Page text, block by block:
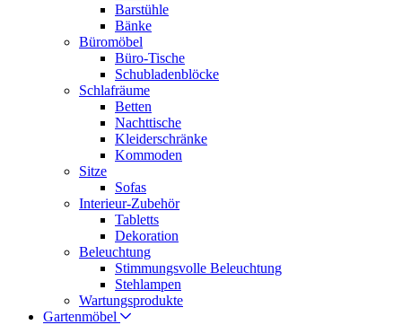
Barstühle
Bänke
Büromöbel
Büro-Tische
Schubladenblöcke
Schlafräume
Betten
Nachttische
Kleiderschränke
Kommoden
Sitze
Sofas
Interieur-Zubehör
Tabletts
Dekoration
Beleuchtung
Stimmungsvolle Beleuchtung
Stehlampen
Wartungsprodukte
Gartenmöbel